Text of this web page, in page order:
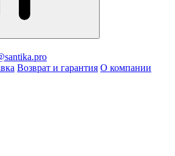
Возврат и гарантия О компании